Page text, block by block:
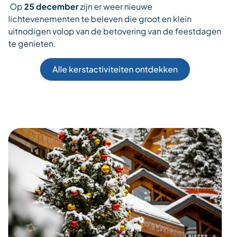
Op25 decemberzijn er weer nieuwe
lichtevenementen te beleven die groot en klein
uitnodigen volop van de betovering van de feestdagen
te genieten.
Alle kerstactiviteiten ontdekken